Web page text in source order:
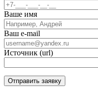
Ваше имя
Ваш e-mail
Источник (url)